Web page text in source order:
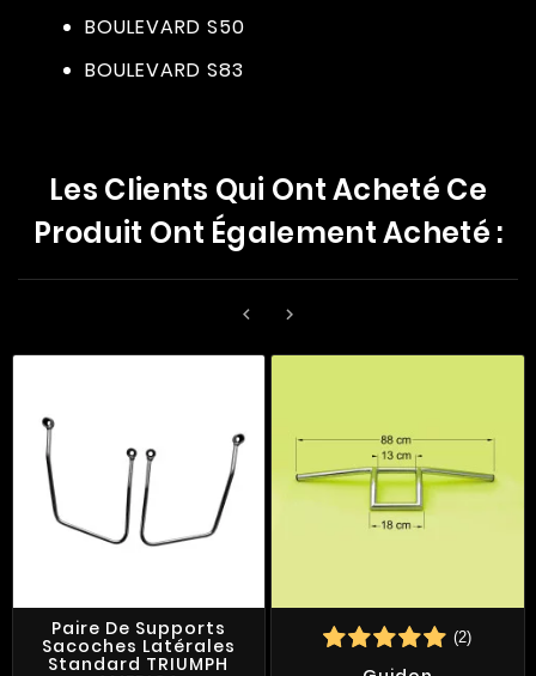
BOULEVARD S50
BOULEVARD S83
Les Clients Qui Ont Acheté Ce
Produit Ont Également Acheté :
 
Paire De Supports
Sacoches Latérales
Standard TRIUMPH
(2)